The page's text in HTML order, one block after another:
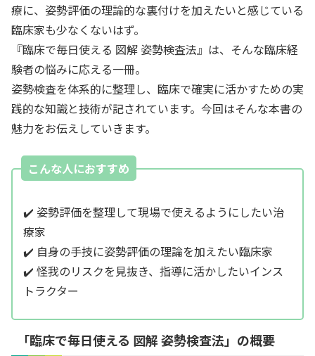
療に、姿勢評価の理論的な裏付けを加えたいと感じている
臨床家も少なくないはず。
『臨床で毎日使える 図解 姿勢検査法』は、そんな臨床経
験者の悩みに応える一冊。
姿勢検査を体系的に整理し、臨床で確実に活かすための実
践的な知識と技術が記されています。今回はそんな本書の
魅力をお伝えしていきます。
こんな人におすすめ
✔️ 姿勢評価を整理して現場で使えるようにしたい治
療家
✔️ 自身の手技に姿勢評価の理論を加えたい臨床家
✔️ 怪我のリスクを見抜き、指導に活かしたいインス
トラクター
「臨床で毎日使える 図解 姿勢検査法」の概要